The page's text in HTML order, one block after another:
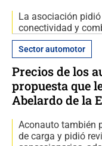
La asociación
conectividad y
Sector automotor
Precios de los
propuesta que
Abelardo de la
Aconauto también
de carga y pidió